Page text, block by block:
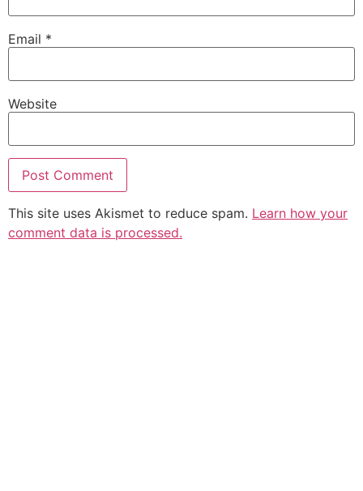
Email *
Website
This site uses Akismet to reduce spam. Learn how your
comment data is processed.